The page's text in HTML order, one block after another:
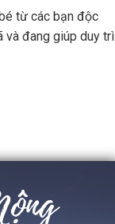
từ các bạn độc
và đang giúp duy trì